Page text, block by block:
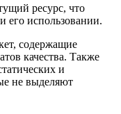
ресурс, что
его использовании.
содержащие
качества. Также
и
не выделяют